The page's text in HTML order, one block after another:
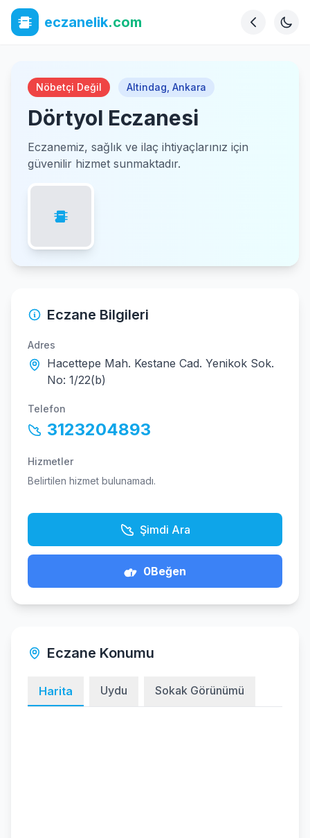
eczanelik.com
Nöbetçi Değil Altindag Ankara
Dörtyol Eczanesi
Eczanemiz, sağlık ve ilaç ihtiyaçlarınız için
güvenilir hizmet sunmaktadır.
Eczane Bilgileri
Adres
Hacettepe Mah. Kestane Cad. Yenikok Sok.
No: 1/22(b)
Telefon
3123204893
Hizmetler
Belirtilen hizmet bulunamadı.
Şimdi Ara
0Beğen
Eczane Konumu
Harita Uydu Sokak Görünümü